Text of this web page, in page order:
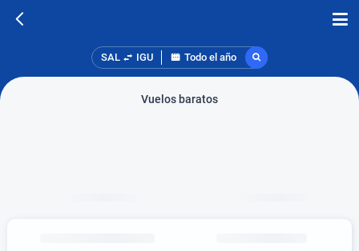
SAL IGU Todo el año
Vuelos baratos